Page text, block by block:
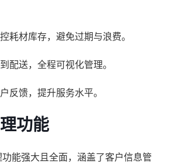
耗材库存，避免过期与浪费。
配送，全程可视化管理。
反馈，提升服务水平。
功能
能强大且全面，涵盖了客户信息管